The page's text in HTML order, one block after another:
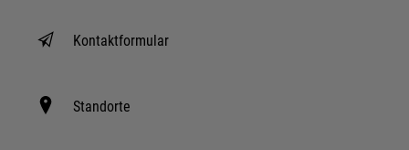
Kontaktformular
Standorte